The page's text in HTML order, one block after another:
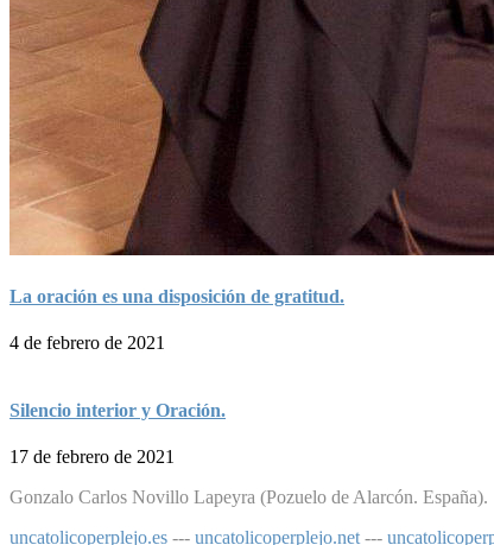
La oración es una disposición de gratitud.
4 de febrero de 2021
Silencio interior y Oración.
17 de febrero de 2021
Gonzalo Carlos Novillo Lapeyra (Pozuelo de Alarcón. España).
uncatolicoperplejo.es --- uncatolicoperplejo.net---